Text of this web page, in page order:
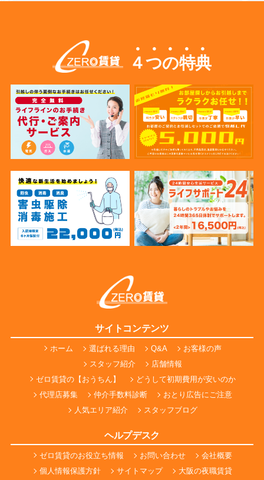
４つの特典
サイトコンテンツ
ホーム 選ばれる理由 Q&A
お客様の声
スタッフ紹介
店舗情報
ゼロ賃貸の【おうちん】
どうして初期費用が安いのか
代理店募集
仲介手数料診断
おとり広告にご注意
人気エリア紹介
スタッフブログ
ヘルプデスク
ゼロ賃貸のお役立ち情報 お問い合わせ
会社概要
個人情報保護方針
サイトマップ 大阪の夜職賃貸